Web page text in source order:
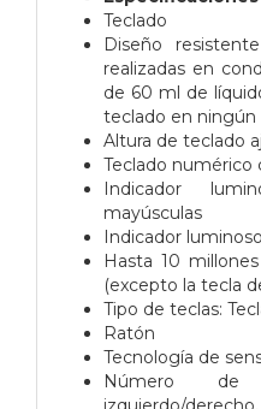
Teclado
Diseño
realizadas en
de 60 ml de
teclado en ningún
Altura de teclado
Teclado numérico
Indicador
mayúsculas
Indicador
Hasta 10
(excepto la tecla
Tipo de teclas:
Ratón
Tecnología de
Número